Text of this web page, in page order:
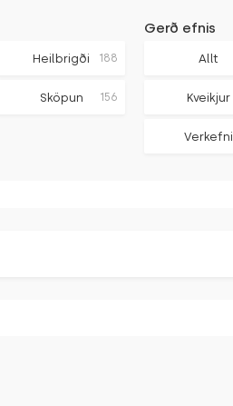
Heilbrigði 188
Sköpun 156
Gerð efnis
Allt
Kveikjur
Verkefni